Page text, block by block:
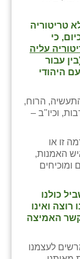
טריטוריה
כי
עליה
עבור
היהודי
הרוח,
וכיו"ב –
זו או
האמנות,
כולנו
רוצה ואינו
האמיצה
לעצמנו